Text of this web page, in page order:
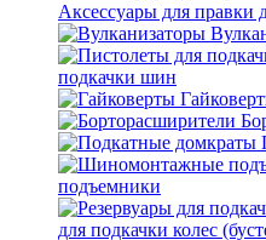
Аксессуары для правки
подкачки шин
подъемники
для подкачки колес